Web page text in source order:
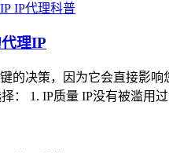
IP代理科普
理IP
的决策，因为它会直接影
： 1. IP质量 IP没有被滥用